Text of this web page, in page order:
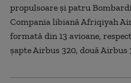
propulsoare şi patru
Compania libiană Afriqiyah
formată din 13 avioane,
şapte Airbus 320, două Airbus